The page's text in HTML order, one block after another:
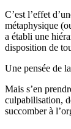
C’est l’effet
métaphysique
a établi une
disposition de
Une pensée de
Mais s’en
culpabilisation,
succomber à